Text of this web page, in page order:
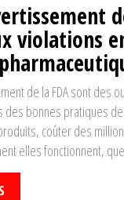
violations
de la FDA sont des
des bonnes pratiques
coûter des
elles fonctionnent,
répondre.